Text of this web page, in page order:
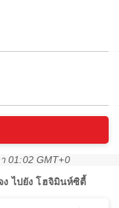
01:02 GMT+0
ง ไปยัง โฮจิมินห์ซิตี้